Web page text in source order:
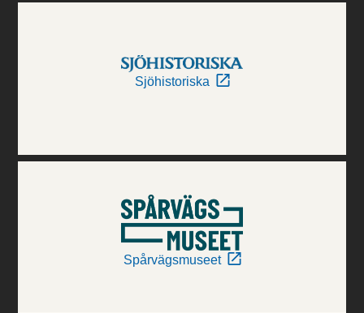
Sjöhistoriska
Spårvägsmuseet